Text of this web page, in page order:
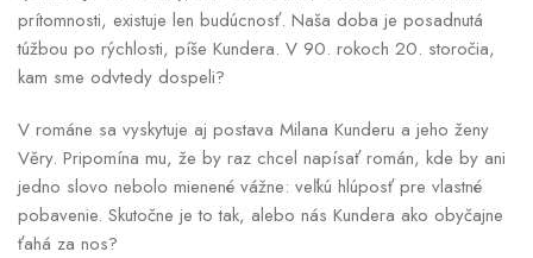
prítomnosti, existuje len budúcnosť. Naša doba je posadnutá
túžbou po rýchlosti, píše Kundera. V 90. rokoch 20. storočia,
kam sme odvtedy dospeli?
V románe sa vyskytuje aj postava Milana Kunderu a jeho ženy
Věry. Pripomína mu, že by raz chcel napísať román, kde by ani
jedno slovo nebolo mienené vážne: veľkú hlúposť pre vlastné
pobavenie. Skutočne je to tak, alebo nás Kundera ako obyčajne
ťahá za nos?